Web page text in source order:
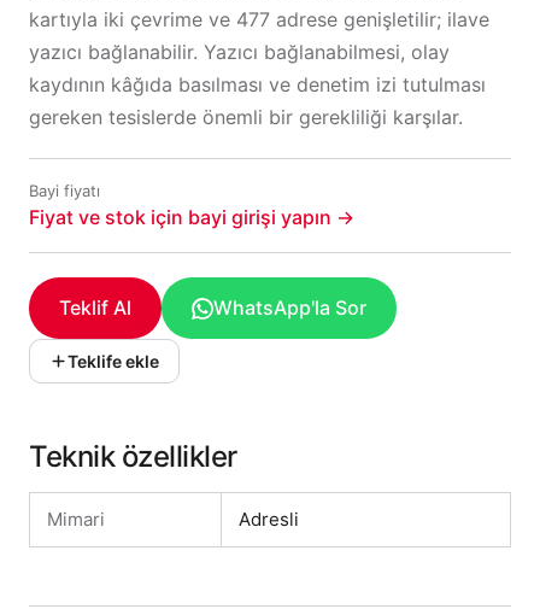
kartıyla iki çevrime ve 477 adrese genişletilir; ilave
yazıcı bağlanabilir. Yazıcı bağlanabilmesi, olay
kaydının kâğıda basılması ve denetim izi tutulması
gereken tesislerde önemli bir gerekliliği karşılar.
Bayi fiyatı
Fiyat ve stok için bayi girişi yapın →
Teklif Al WhatsApp'la Sor
Teklife ekle
Teknik özellikler
Mimari Adresli